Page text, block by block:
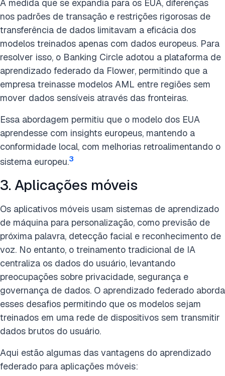
À medida que se expandia para os EUA, diferenças
nos padrões de transação e restrições rigorosas de
transferência de dados limitavam a eficácia dos
modelos treinados apenas com dados europeus. Para
resolver isso, o Banking Circle adotou a plataforma de
aprendizado federado da Flower, permitindo que a
empresa treinasse modelos AML entre regiões sem
mover dados sensíveis através das fronteiras.
Essa abordagem permitiu que o modelo dos EUA
aprendesse com insights europeus, mantendo a
conformidade local, com melhorias retroalimentando o
sistema europeu.3
3. Aplicações móveis
Os aplicativos móveis usam sistemas de aprendizado
de máquina para personalização, como previsão de
próxima palavra, detecção facial e reconhecimento de
voz. No entanto, o treinamento tradicional de IA
centraliza os dados do usuário, levantando
preocupações sobre privacidade, segurança e
governança de dados. O aprendizado federado aborda
esses desafios permitindo que os modelos sejam
treinados em uma rede de dispositivos sem transmitir
dados brutos do usuário.
Aqui estão algumas das vantagens do aprendizado
federado para aplicações móveis: